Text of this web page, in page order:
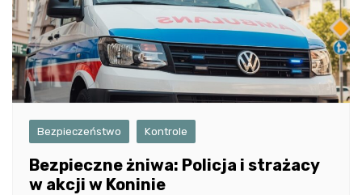
Bezpieczeństwo Kontrole
Bezpieczne żniwa: Policja i strażacy
w akcji w Koninie